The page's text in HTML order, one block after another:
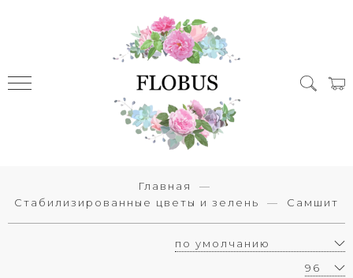
Главная
Стабилизированные цветы и зелень
Самшит